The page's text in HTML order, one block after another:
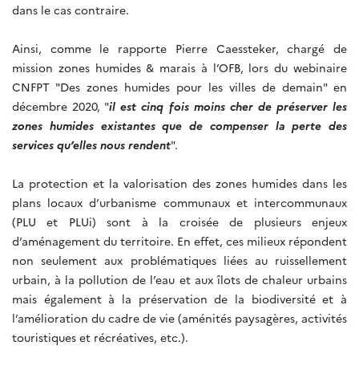
dans le cas contraire.
Ainsi, comme le rapporte Pierre Caessteker, chargé de
mission zones humides & marais à l’OFB, lors du webinaire
CNFPT "Des zones humides pour les villes de demain" en
décembre 2020, "il est cinq fois moins cher de préserver les
zones humides existantes que de compenser la perte des
services qu’elles nous rendent".
La protection et la valorisation des zones humides dans les
plans locaux d’urbanisme communaux et intercommunaux
(PLU et PLUi) sont à la croisée de plusieurs enjeux
d’aménagement du territoire. En effet, ces milieux répondent
non seulement aux problématiques liées au ruissellement
urbain, à la pollution de l’eau et aux îlots de chaleur urbains
mais également à la préservation de la biodiversité et à
l’amélioration du cadre de vie (aménités paysagères, activités
touristiques et récréatives, etc.).